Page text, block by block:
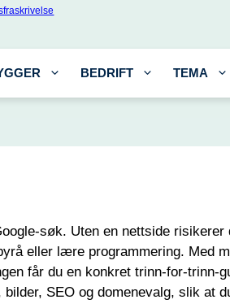
BEDRIFT TEMA
søk. Uten en nettside risikerer
eller lære programmering. Med
får du en konkret trinn-for-trinn-
SEO og domenevalg, slik at